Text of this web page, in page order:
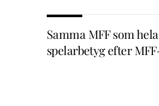
Samma MFF som
spelarbetyg efter